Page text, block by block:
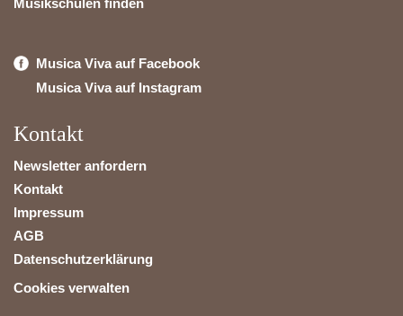
Musica Viva auf Facebook
Musica Viva auf Instagram
Kontakt
Newsletter anfordern
Kontakt
Impressum
AGB
Datenschutzerklärung
Cookies verwalten